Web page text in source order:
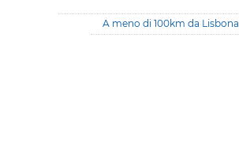
A meno di 100km da Lisbona